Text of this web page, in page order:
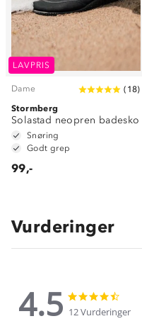
LAVPRIS
Dame ( 18)
Stormberg
Solastad neopren badesko
Snøring
Godt grep
99,-
Vurderinger
4.5
4.5
star
rating
star
rating
12 Vurderinger